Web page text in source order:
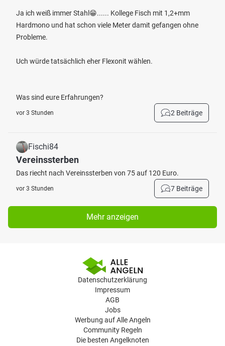
Ja ich weiß immer Stahl😁...... Kollege Fisch mit 1,2+mm
Hardmono und hat schon viele Meter damit gefangen ohne
Probleme.
Uch würde tatsächlich eher Flexonit wählen.
Was sind eure Erfahrungen?
vor 3 Stunden 2 Beiträge
Fischi84
Vereinssterben
Das riecht nach Vereinssterben von 75 auf 120 Euro.
vor 3 Stunden 7 Beiträge
Mehr anzeigen
Datenschutzerklärung
Impressum
AGB
Jobs
Werbung auf Alle Angeln
Community Regeln
Die besten Angelknoten